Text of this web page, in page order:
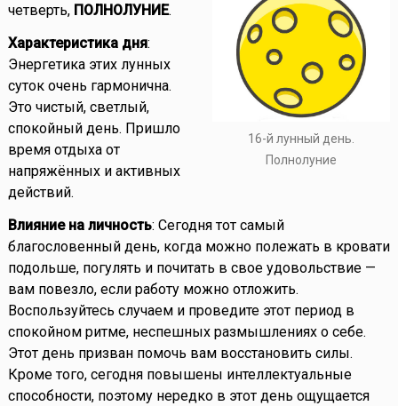
16-й лунный день.
Полнолуние
четверть, ПОЛНОЛУНИЕ.
Характеристика дня:
Энергетика этих лунных
суток очень гармонична.
Это чистый, светлый,
спокойный день. Пришло
время отдыха от
напряжённых и активных
действий.
Влияние на личность: Сегодня тот самый
благословенный день, когда можно полежать в кровати
подольше, погулять и почитать в свое удовольствие —
вам повезло, если работу можно отложить.
Воспользуйтесь случаем и проведите этот период в
спокойном ритме, неспешных размышлениях о себе.
Этот день призван помочь вам восстановить силы.
Кроме того, сегодня повышены интеллектуальные
способности, поэтому нередко в этот день ощущается